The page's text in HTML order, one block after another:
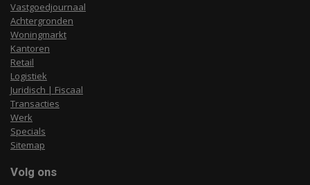
Vastgoedjournaal
Achtergronden
Woningmarkt
Kantoren
Retail
Logistiek
Juridisch | Fiscaal
Transacties
Werk
Specials
Sitemap
Volg ons